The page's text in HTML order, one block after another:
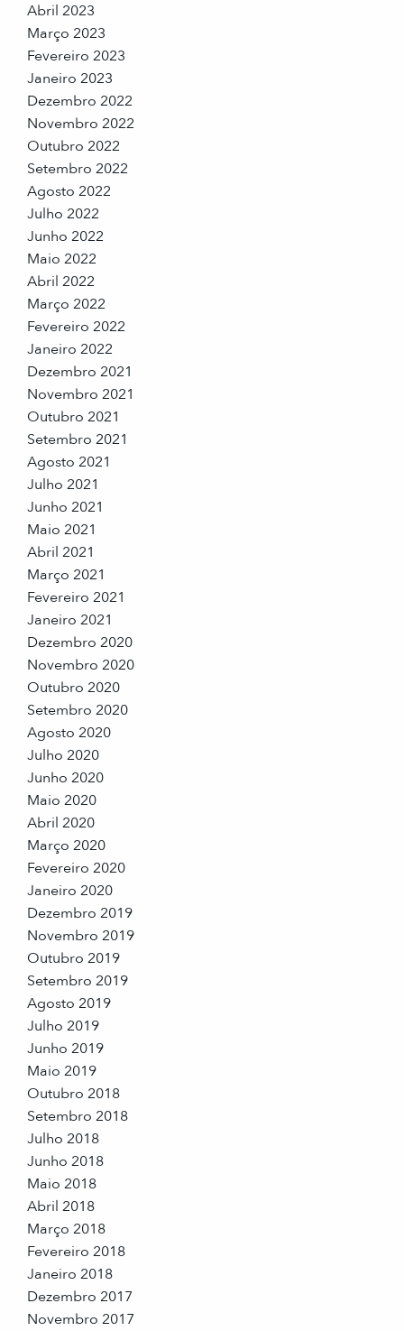
Abril 2023
Março 2023
Fevereiro 2023
Janeiro 2023
Dezembro 2022
Novembro 2022
Outubro 2022
Setembro 2022
Agosto 2022
Julho 2022
Junho 2022
Maio 2022
Abril 2022
Março 2022
Fevereiro 2022
Janeiro 2022
Dezembro 2021
Novembro 2021
Outubro 2021
Setembro 2021
Agosto 2021
Julho 2021
Junho 2021
Maio 2021
Abril 2021
Março 2021
Fevereiro 2021
Janeiro 2021
Dezembro 2020
Novembro 2020
Outubro 2020
Setembro 2020
Agosto 2020
Julho 2020
Junho 2020
Maio 2020
Abril 2020
Março 2020
Fevereiro 2020
Janeiro 2020
Dezembro 2019
Novembro 2019
Outubro 2019
Setembro 2019
Agosto 2019
Julho 2019
Junho 2019
Maio 2019
Outubro 2018
Setembro 2018
Julho 2018
Junho 2018
Maio 2018
Abril 2018
Março 2018
Fevereiro 2018
Janeiro 2018
Dezembro 2017
Novembro 2017